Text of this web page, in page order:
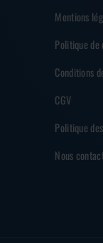
Mentions
Politique
Conditions
CGV
Politique
Nous